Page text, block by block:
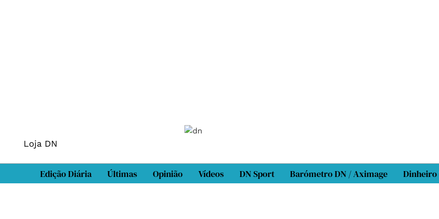
Loja DN
Edição Diária Últimas Opinião Vídeos DN Sport Barómetro DN / Aximage Dinheiro